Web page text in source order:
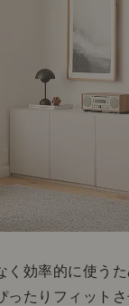
く効率的に使う
ったりフィットさ